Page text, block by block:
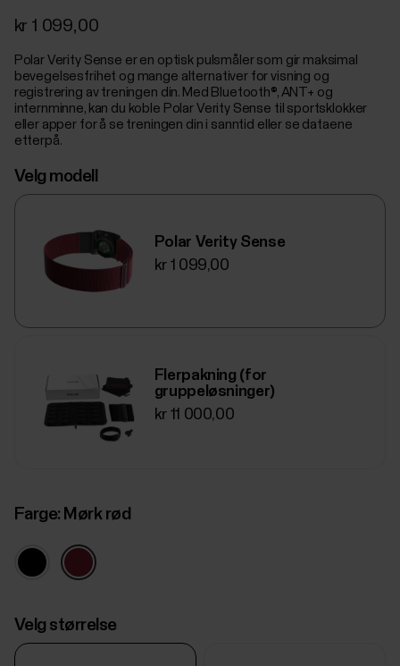
kr 1 099,00
Polar Verity Sense er en optisk pulsmåler som gir maksimal
bevegelsesfrihet og mange alternativer for visning og
registrering av treningen din. Med Bluetooth®, ANT+ og
internminne, kan du koble Polar Verity Sense til sportsklokker
eller apper for å se treningen din i sanntid eller se dataene
etterpå.
Velg modell
Polar Verity Sense
kr 1 099,00
Flerpakning (for
gruppeløsninger)
kr 11 000,00
Farge: Mørk rød
Velg størrelse